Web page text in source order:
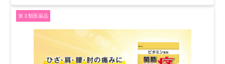
第３類医薬品